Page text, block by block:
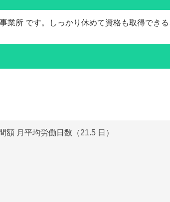
所 です。しっかり休めて資格も取得でき
額 月平均労働日数（21.5 日）